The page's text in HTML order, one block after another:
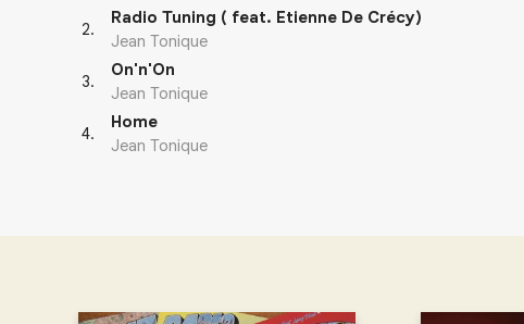
2.
Radio Tuning ( feat. Etienne De Crécy)
Jean Tonique
3.
On'n'On
Jean Tonique
4.
Home
Jean Tonique